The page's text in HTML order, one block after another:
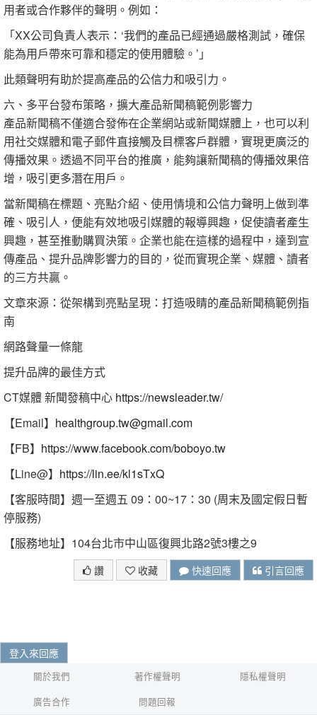
用者或合作夥伴的聲明。例如：
「XX公司負責人表示：‘我們的產品已經通過嚴格測試，確保
能為用戶帶來可靠和穩定的使用體驗。’」
此類聲明有助於提高產品的公信力和吸引力。
六、多平台發布策略，擴大產品新聞稿範例影響力
產品新聞稿不僅適合發佈在企業網站或新聞媒體上，也可以利
用社交媒體和電子郵件直接觸及目標客戶群體，實現更廣泛的
傳播效果。透過不同平台的推廣，能夠讓新聞稿的傳播效果倍
增，吸引更多潛在用戶。
當新聞稿在標題、亮點介紹、使用情境和公信力聲明上做到準
確、吸引人，便能有效地吸引媒體的報導興趣，促使讀者產生
興趣，甚至推動購買決策。企業也能在這樣的過程中，達到宣
傳產品、提升品牌影響力的目的，從而實現企業、媒體、讀者
的三方共贏。
文章來源：從架構到亮點呈現：打造吸睛的產品新聞稿範例指
南
網路聲量一條龍
提升品牌的最佳方式
CT媒體 新聞發稿中心 https://newsleader.tw/
【Email】 healthgroup.tw@gmail.com
【FB】 https://www.facebook.com/boboyo.tw
【Line@】 https://lin.ee/kl1sTxQ
【客服時間】週一至週五 09：00~17：30 (周末及國定假日暫
停服務)
【服務地址】104台北市中山區復興北路2號3樓之9
讚 收藏 快速回應 引言回應
登入來回應
關於我們 著作權聲明
隱私權聲明
廣告合作
問題回報